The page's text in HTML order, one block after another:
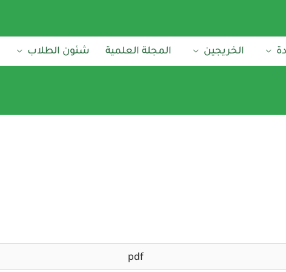
الخريجين المجلة العلمية شئون الطلاب
pdf